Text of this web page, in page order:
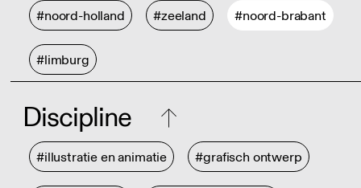
#noord-holland #zeeland #noord-brabant
#limburg
Discipline
#illustratie en animatie #grafisch ontwerp